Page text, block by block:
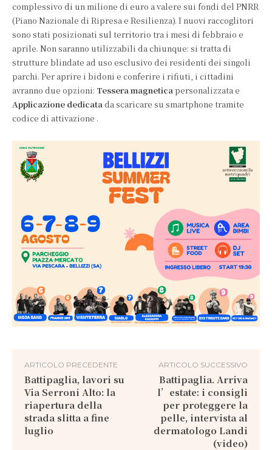
complessivo di un milione di euro a valere sui fondi del PNRR
(Piano Nazionale di Ripresa e Resilienza). I nuovi raccoglitori
sono stati posizionati sul territorio tra i mesi di febbraio e
aprile. Non saranno utilizzabili da chiunque: si tratta di
strutture blindate ad uso esclusivo dei residenti dei singoli
parchi. Per aprire i bidoni e conferire i rifiuti, i cittadini
avranno due opzioni: Tessera magneticapersonalizzata e
Applicazione dedicatada scaricare su smartphone tramite
codice di attivazione .
ARTICOLO PRECEDENTE
Battipaglia, lavori su
Via Serroni Alto: la
riapertura della
strada slitta a fine
luglio
ARTICOLO SUCCESSIVO
Battipaglia. Arriva
l’estate: i consigli
per proteggere la
pelle, intervista al
dermatologo Landi
(video)